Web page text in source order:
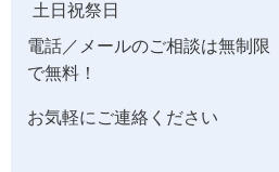
土日祝祭日
電話／メールのご相談は無制限
で無料！
お気軽にご連絡ください